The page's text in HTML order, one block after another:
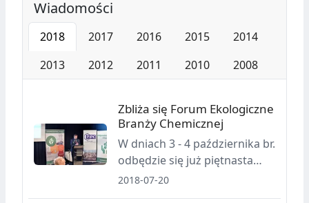
Wiadomości
2018 2017 2016 2015
2014
2013
2012 2011 2010 2008
Zbliża się Forum Ekologiczne
Branży Chemicznej
W dniach 3 - 4 października br.
odbędzie się już piętnasta
edycja Forum Ekologicznego
2018-07-20